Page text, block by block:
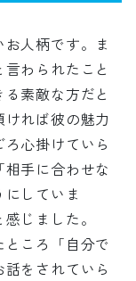
人柄です。ま
わられたこと
素敵な方だと
れば彼の魅力
心掛けていら
手に合わせな
していま
じました。
ころ「自分で
をされていら